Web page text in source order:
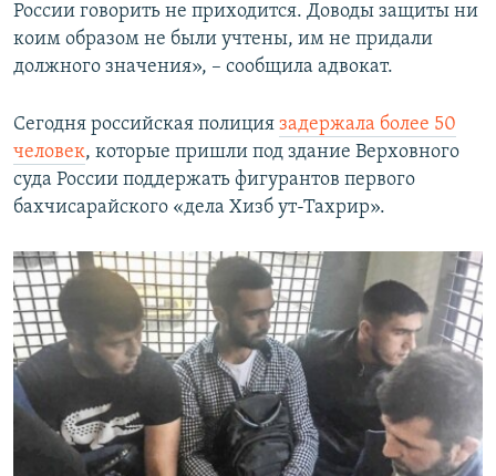
России говорить не приходится. Доводы защиты ни
коим образом не были учтены, им не придали
должного значения», – сообщила адвокат.
Сегодня российская полиция задержала более 50
человек, которые пришли под здание Верховного
суда России поддержать фигурантов первого
бахчисарайского «дела Хизб ут-Тахрир».